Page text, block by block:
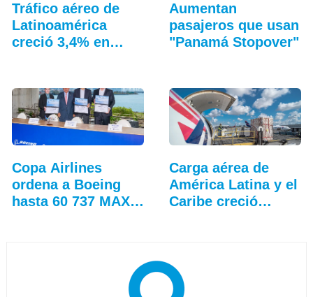
Tráfico aéreo de
Latinoamérica
creció 3,4% en
Aumentan
pasajeros que usan
"Panamá Stopover"
Copa Airlines
ordena a Boeing
hasta 60 737 MAX
Carga aérea de
América Latina y el
Caribe creció…